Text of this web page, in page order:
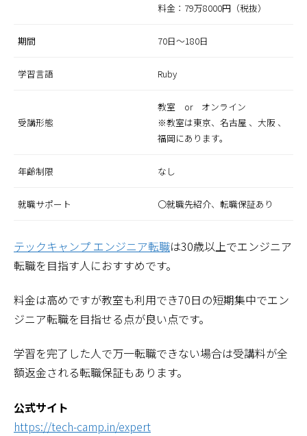
料金：79万8000円（税抜）
期間 70日～180日
学習言語 Ruby
受講形態
教室 or オンライン
※教室は東京、名古屋 、大阪 、
福岡にあります。
年齢制限 なし
就職サポート 〇就職先紹介、転職保証あり
テックキャンプ エンジニア転職は30歳以上でエンジニア
転職を目指す人におすすめです。
料金は高めですが教室も利用でき70日の短期集中でエン
ジニア転職を目指せる点が良い点です。
学習を完了した人で万一転職できない場合は受講料が全
額返金される転職保証もあります。
公式サイト
https://tech-camp.in/expert